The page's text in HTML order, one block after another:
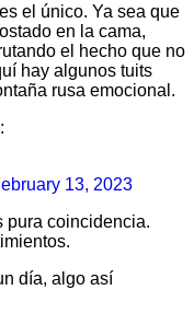
el único. Ya sea que
en la cama,
el hecho que no
hay algunos tuits
rusa emocional.
13, 2023
pura coincidencia.
día, algo así